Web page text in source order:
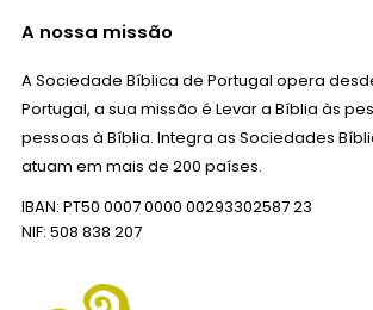
A nossa missão
A Sociedade Bíblica de Portugal opera
Portugal, a sua missão é Levar a Bíblia às
pessoas à Bíblia. Integra as Sociedades
atuam em mais de 200 países.
IBAN: PT50 0007 0000 00293302587 23
NIF: 508 838 207